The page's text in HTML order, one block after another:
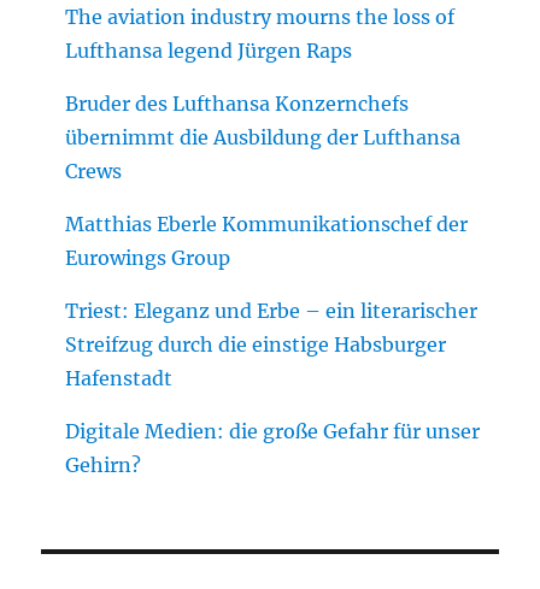
The aviation industry mourns the loss of
Lufthansa legend Jürgen Raps
Bruder des Lufthansa Konzernchefs
übernimmt die Ausbildung der Lufthansa
Crews
Matthias Eberle Kommunikationschef der
Eurowings Group
Triest: Eleganz und Erbe – ein literarischer
Streifzug durch die einstige Habsburger
Hafenstadt
Digitale Medien: die große Gefahr für unser
Gehirn?